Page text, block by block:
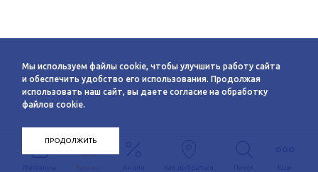
Каталог
Мы используем файлы cookie, чтобы улучшить работу сайта
и обеспечить удобство его использования. Продолжая
использовать наш сайт, вы даете согласие на обработку
файлов cookie.
ПРОДОЛЖИТЬ